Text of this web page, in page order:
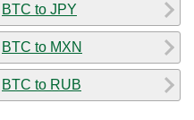
BTC to JPY
BTC to MXN
BTC to RUB